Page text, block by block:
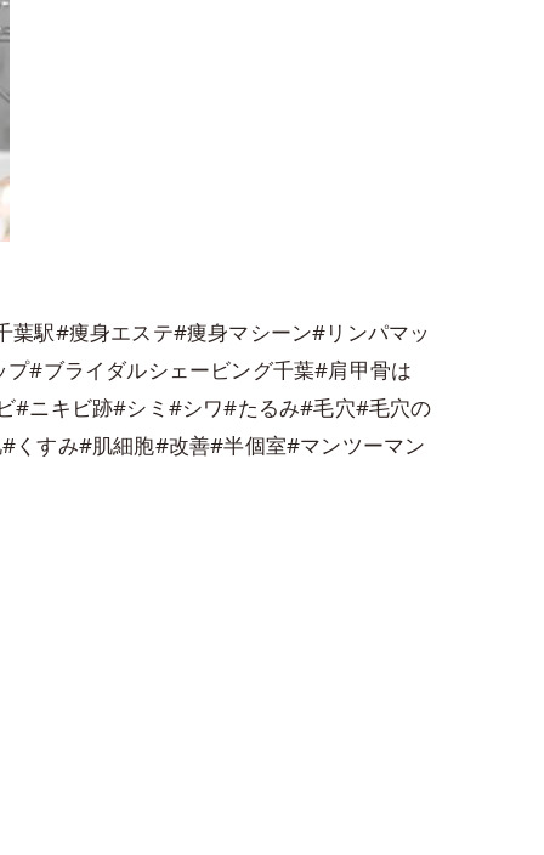
駅#痩身エステ#痩身マシーン#リンパマッ
#ブライダルシェービング千葉#肩甲骨は
#ニキビ跡#シミ#シワ#たるみ#毛穴#毛穴の
くすみ#肌細胞#改善#半個室#マンツーマン